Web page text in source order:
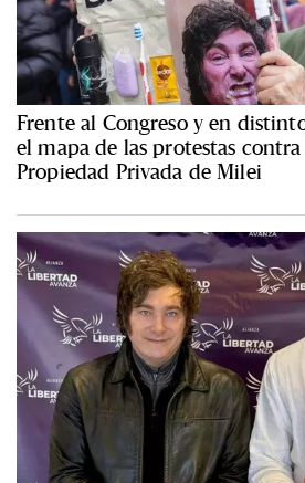
Frente al Congreso y en
el mapa de las protestas
Propiedad Privada de Milei